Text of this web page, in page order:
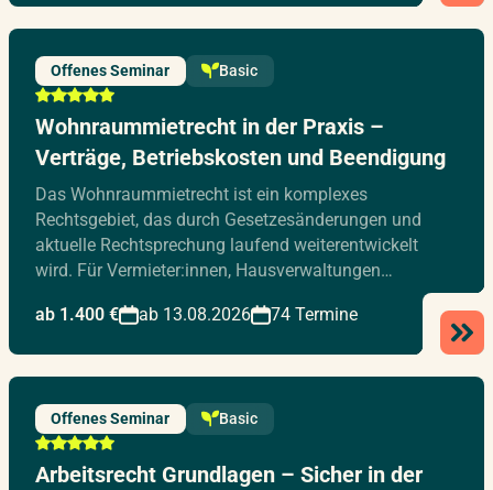
Offenes Seminar Basic
Wohnraummietrecht in der Praxis –
Verträge, Betriebskosten und Beendigung
Das Wohnraummietrecht ist ein komplexes
Rechtsgebiet, das durch Gesetzesänderungen und
aktuelle Rechtsprechung laufend weiterentwickelt
wird. Für Vermieter:innen, Hausverwaltungen…
ab 1.400 € ab 13.08.2026 74 Termine
Offenes Seminar Basic
Arbeitsrecht Grundlagen – Sicher in der